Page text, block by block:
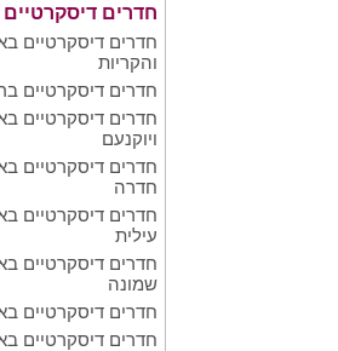
חדרים דיסקרטיים
חדרים דיסקרטיים
והקריות
חדרים דיסקרטיים
חדרים דיסקרטיים
ויוקנעם
חדרים דיסקרטיים
חדרה
חדרים דיסקרטיים
עילית
חדרים דיסקרטיים
שמונה
חדרים דיסקרטיים
חדרים דיסקרטיים